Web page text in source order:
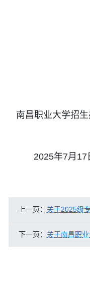
南昌职业大学招生
2025年7月17
上一页： 关于2025级
下一页： 关于南昌职